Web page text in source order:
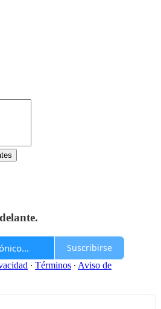
Suscribirse
∙ Términos ∙ Aviso de